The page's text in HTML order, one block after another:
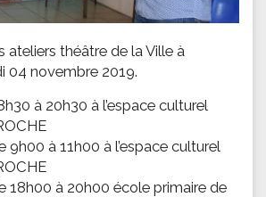
ateliers théâtre de la Ville à
04 novembre 2019.
à 20h30 à l’espace culturel
9h00 à 11h00 à l’espace culturel
18h00 à 20h00 école primaire de